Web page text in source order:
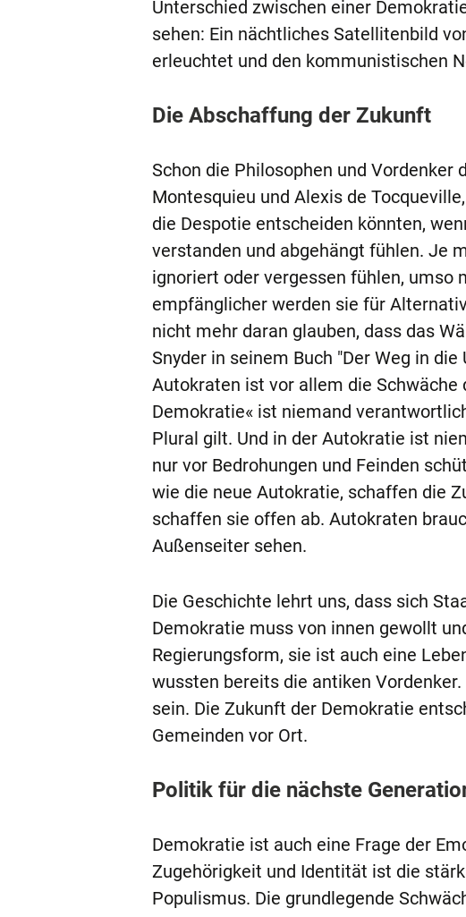
Unterschied zwischen einer
sehen: Ein nächtliches Satellitenbild
erleuchtet und den kommunistischen
Die Abschaffung der Zukunft
Schon die Philosophen und Vordenker
Montesquieu und Alexis de
die Despotie entscheiden könnten,
verstanden und abgehängt fühlen. Je
ignoriert oder vergessen fühlen, umso
empfänglicher werden sie für
nicht mehr daran glauben, dass das
Snyder in seinem Buch "Der Weg in
Autokraten ist vor allem die
Demokratie« ist niemand
Plural gilt. Und in der Autokratie ist
nur vor Bedrohungen und Feinden
wie die neue Autokratie, schaffen die
schaffen sie offen ab. Autokraten
Außenseiter sehen.
Die Geschichte lehrt uns, dass sich
Demokratie muss von innen gewollt
Regierungsform, sie ist auch eine
wussten bereits die antiken
sein. Die Zukunft der Demokratie
Gemeinden vor Ort.
Politik für die nächste
Demokratie ist auch eine Frage der
Zugehörigkeit und Identität ist die
Populismus. Die grundlegende